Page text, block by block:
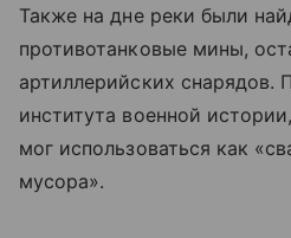
Также на дне реки были
противотанковые мины,
артиллерийских снарядов.
института военной
мог использоваться как
мусора».